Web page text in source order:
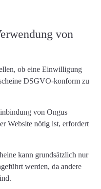
von
ob eine Einwilligung
DSGVO-konform zu
von Ongus
Website nötig ist, erfordert
kann grundsätzlich nur
werden, da andere